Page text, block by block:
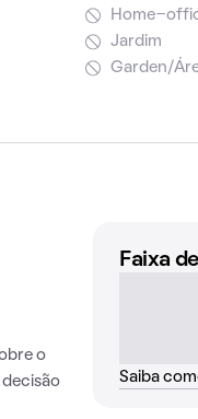
Home-
Jardim
Garden/
o
Faixa
Saiba